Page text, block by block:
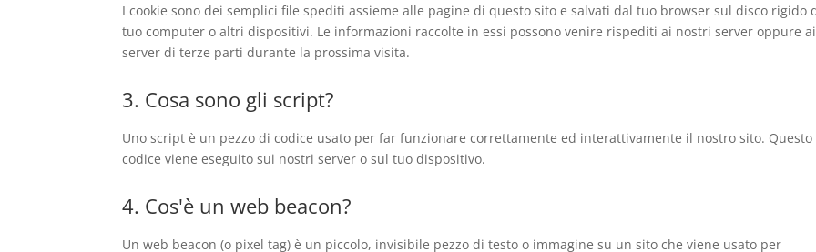
I cookie sono dei semplici file spediti assieme alle pagine di questo sito e salvati dal tuo browser sul disco rigido
tuo computer o altri dispositivi. Le informazioni raccolte in essi possono venire rispediti ai nostri server oppure ai
server di terze parti durante la prossima visita.
3. Cosa sono gli script?
Uno script è un pezzo di codice usato per far funzionare correttamente ed interattivamente il nostro sito. Questo
codice viene eseguito sui nostri server o sul tuo dispositivo.
4. Cos'è un web beacon?
Un web beacon (o pixel tag) è un piccolo, invisibile pezzo di testo o immagine su un sito che viene usato per